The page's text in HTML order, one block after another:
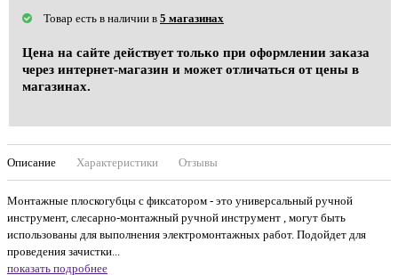
Товар есть в наличии в 5 магазинах
Цена на сайте действует только при оформлении заказа
через интернет-магазин и может отличаться от цены в
магазинах.
Описание Характеристики Отзывы
Монтажные плоскогубцы с фиксатором - это универсальный ручной
инструмент, слесарно-монтажный ручной инструмент , могут быть
использованы для выполнения электромонтажных работ. Подойдет для
проведения зачистки...
показать подробнее